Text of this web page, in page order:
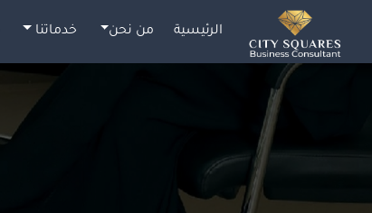
الرئيسية من نحن خدماتنا